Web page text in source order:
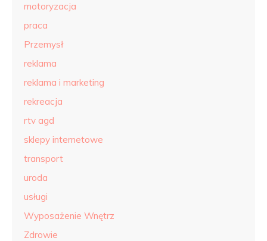
motoryzacja
praca
Przemysł
reklama
reklama i marketing
rekreacja
rtv agd
sklepy internetowe
transport
uroda
usługi
Wyposażenie Wnętrz
Zdrowie